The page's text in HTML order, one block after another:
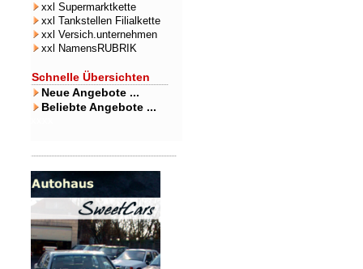
xxl Supermarktkette
xxl Tankstellen Filialkette
xxl Versich.unternehmen
xxl NamensRUBRIK
Schnelle Übersichten
Neue Angebote ...
Beliebte Angebote ...